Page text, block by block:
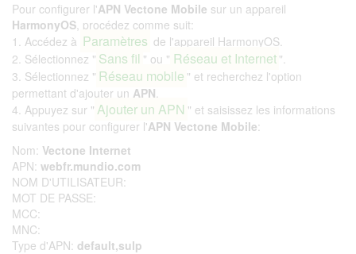
Pour configurer l'APN Vectone Mobile sur un appareil
HarmonyOS, procédez comme suit:
1. Accédez à Paramètres de l'appareil HarmonyOS.
2. Sélectionnez " Sans fil " ou " Réseau et Internet ".
3. Sélectionnez " Réseau mobile " et recherchez l'option
permettant d'ajouter un APN.
4. Appuyez sur " Ajouter un APN " et saisissez les informations
suivantes pour configurer l'APN Vectone Mobile:
Nom: Vectone Internet
APN: webfr.mundio.com
NOM D'UTILISATEUR:
MOT DE PASSE:
MCC:
MNC:
Type d'APN: default,sulp